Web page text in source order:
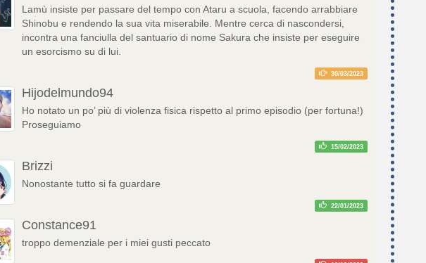
Lamù insiste per passare del tempo con Ataru a scuola, facendo arrabbiare
Shinobu e rendendo la sua vita miserabile. Mentre cerca di nascondersi,
incontra una fanciulla del santuario di nome Sakura che insiste per eseguire
un esorcismo su di lui.
30/03/2023
Hijodelmundo94
Ho notato un po’ più di violenza fisica rispetto al primo episodio (per fortuna!)
Proseguiamo
15/02/2023
Brizzi
Nonostante tutto si fa guardare
22/01/2023
Constance91
troppo demenziale per i miei gusti peccato